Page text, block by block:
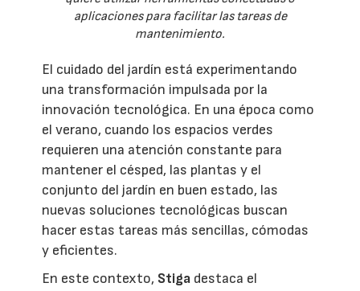
aplicaciones para facilitar las tareas de
mantenimiento.
El cuidado del jardín está experimentando
una transformación impulsada por la
innovación tecnológica. En una época como
el verano, cuando los espacios verdes
requieren una atención constante para
mantener el césped, las plantas y el
conjunto del jardín en buen estado, las
nuevas soluciones tecnológicas buscan
hacer estas tareas más sencillas, cómodas
y eficientes.
En este contexto, Stiga destaca el